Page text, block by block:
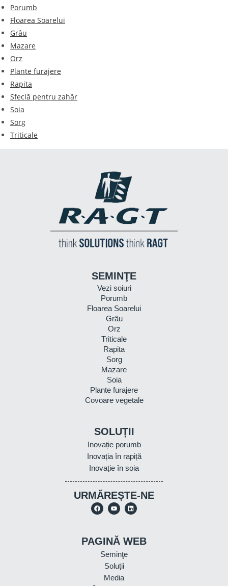
Porumb
Floarea Soarelui
Grâu
Mazare
Orz
Plante furajere
Rapita
Sfeclă pentru zahăr
Soia
Sorg
Triticale
SEMINŢE
Vezi soiuri
Porumb
Floarea Soarelui
Grâu
Orz
Triticale
Rapita
Sorg
Mazare
Soia
Plante furajere
Covoare vegetale
SOLUȚII
Inovație porumb
Inovația în rapiță
Inovație în soia
URMĂREȘTE-NE
PAGINĂ WEB
Seminţe
Soluții
Media